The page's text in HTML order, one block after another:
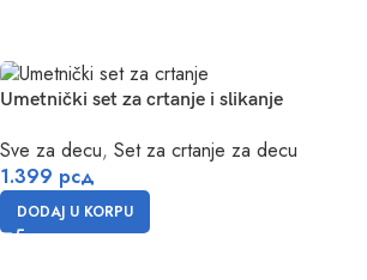
Umetnički set za crtanje i slikanje
Sve za decu, Set za crtanje za decu
1.399 рсд
DODAJ U KORPU